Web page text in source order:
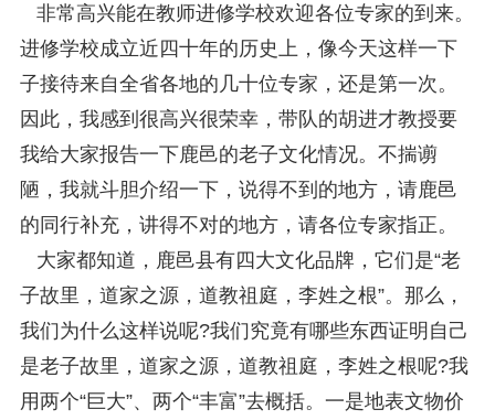
非常高兴能在教师进修学校欢迎各位专家的到来。
进修学校成立近四十年的历史上，像今天这样一下
子接待来自全省各地的几十位专家，还是第一次。
因此，我感到很高兴很荣幸，带队的胡进才教授要
我给大家报告一下鹿邑的老子文化情况。不揣谫
陋，我就斗胆介绍一下，说得不到的地方，请鹿邑
的同行补充，讲得不对的地方，请各位专家指正。
大家都知道，鹿邑县有四大文化品牌，它们是“老
子故里，道家之源，道教祖庭，李姓之根”。那么，
我们为什么这样说呢?我们究竟有哪些东西证明自己
是老子故里，道家之源，道教祖庭，李姓之根呢?我
用两个“巨大”、两个“丰富”去概括。一是地表文物价